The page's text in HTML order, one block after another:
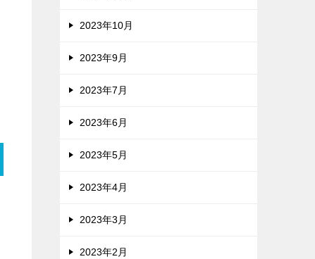
2023年10月
2023年9月
2023年7月
2023年6月
2023年5月
2023年4月
2023年3月
2023年2月